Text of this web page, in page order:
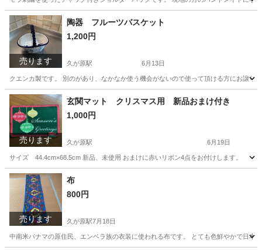
東京 大田区 久が原駅 バッグ ハンドメイド
売ります
陶器 フルーツバスケット
1,200円
久が原駅 6月13日
クエンカ製です。 別のがあり、なかなか使う機会がないので使って頂ける方にお譲り
東京 大田区 久が原駅 その他 譲り
売ります
玄関マット クリスマス用 新品おまけ付き
1,000円
久が原駅 6月19日
サイズ 44.4cm×68.5cm 新品、未使用 おまけに赤いリボン4点をお付けします。
東京 大田区
売ります
布
800円
久が原駅7月18日
中南米パナマの原住民、エンベラ族の衣装に使われる布です。 とても色鮮やかで日